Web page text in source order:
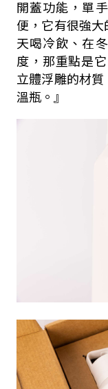
開蓋功能，單
便，它有很強
天喝冷飲、在
度，那重點是
立體浮雕的材
溫瓶。』